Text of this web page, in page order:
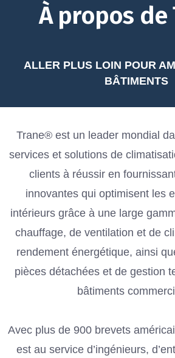
À propos de
ALLER PLUS LOIN POUR
BÂTIMENTS
Trane® est un leader mondial
services et solutions de
clients à réussir en
innovantes qui optimisent les
intérieurs grâce à une large
chauffage, de ventilation et de
rendement énergétique, ainsi
pièces détachées et de gestion
bâtiments
Avec plus de 900 brevets
est au service d’ingénieurs,